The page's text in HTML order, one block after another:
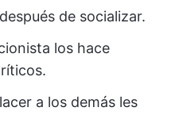
de socializar.
los hace
a los demás les